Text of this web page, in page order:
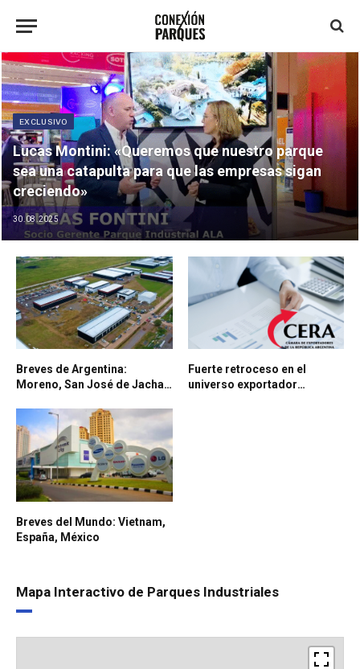
EXCLUSIVO
Lucas Montini: «Queremos que nuestro parque
sea una catapulta para que las empresas sigan
creciendo»
30.08.2025
Breves de Argentina:
Moreno, San José de Jachal,
Fuerte retroceso en el
universo exportador
Breves del Mundo: Vietnam,
España, México
Mapa Interactivo de Parques Industriales